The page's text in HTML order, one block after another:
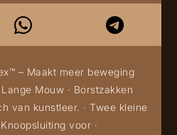
– Maakt meer beweging
Mouw · Borstzakken
van kunstleer. · Twee kleine
voor ·